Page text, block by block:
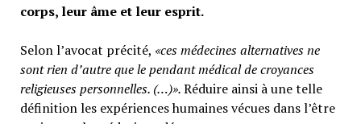
corps, leur âme et leur esprit.
Selon l’avocat précité, «ces médecines alternatives ne
sont rien d’autre que le pendant médical de croyances
religieuses personnelles. (…)».Réduire ainsi à une telle
définition les expériences humaines vécues dans l’être